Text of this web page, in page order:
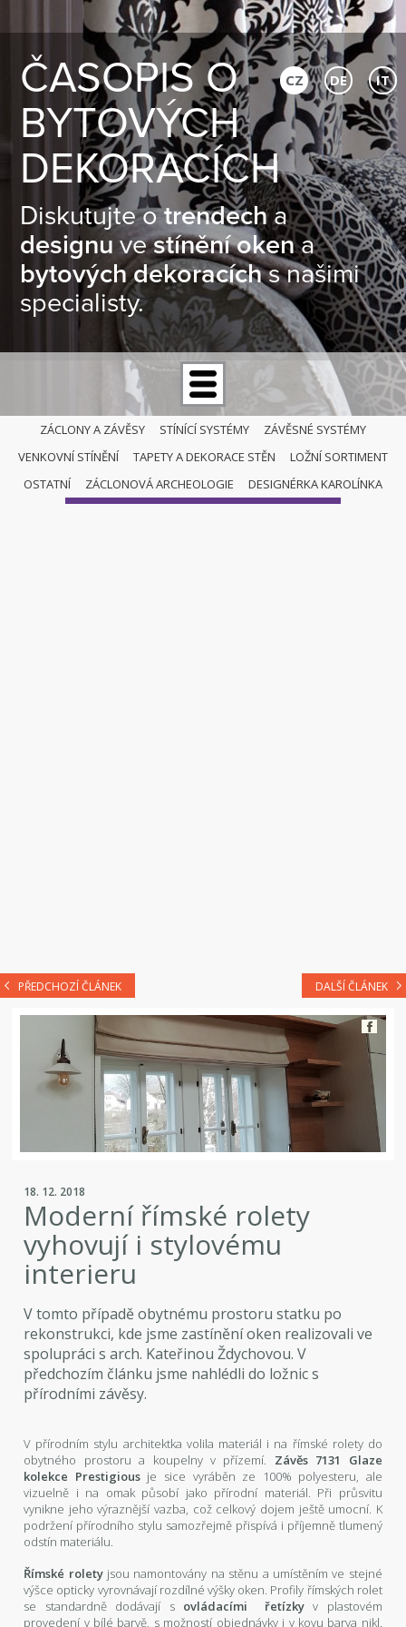
ČASOPIS O
BYTOVÝCH
DEKORACÍCH
Diskutujte otrendecha
designuvestínění okena
bytových dekoracíchs našimi
specialisty.
CZ DE IT
ZÁCLONY A ZÁVĚSY STÍNÍCÍ SYSTÉMY
ZÁVĚSNÉ SYSTÉMY
VENKOVNÍ STÍNĚNÍ
TAPETY A DEKORACE STĚN
LOŽNÍ SORTIMENT
OSTATNÍ
ZÁCLONOVÁ ARCHEOLOGIE DESIGNÉRKA KAROLÍNKA
ŘÍMSKÉ ROLETY
PŘEDCHOZÍ ČLÁNEK DALŠÍ ČLÁNEK
18. 12. 2018
Moderní římské rolety
vyhovují i stylovému
interieru
V tomto případě obytnému prostoru statku po
rekonstrukci, kde jsme zastínění oken realizovali ve
spolupráci s arch. Kateřinou Ždychovou. V
předchozím článku jsme nahlédli do ložnic s
přírodními závěsy.
V přírodním stylu architektka volila materiál i na římské rolety do
obytného prostoru a koupelny v přízemí. Závěs 7131 Glaze
kolekce Prestigious je sice vyráběn ze 100% polyesteru, ale
vizuelně i na omak působí jako přírodní materiál. Při průsvitu
vynikne jeho výraznější vazba, což celkový dojem ještě umocní. K
podržení přírodního stylu samozřejmě přispívá i příjemně tlumený
odstín materiálu.
Římské roletyjsou namontovány na stěnu a umístěním ve stejné
výšce opticky vyrovnávají rozdílné výšky oken. Profily římských rolet
se standardně dodávají s ovládacími řetízkyv plastovém
provedení v bílé barvě, s možností objednávky i v kovu barva nikl.